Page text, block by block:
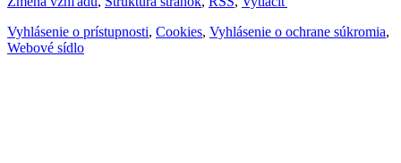
Vyhlásenie o prístupnosti, Cookies, Vyhlásenie o ochrane súkromia,
Webové sídlo